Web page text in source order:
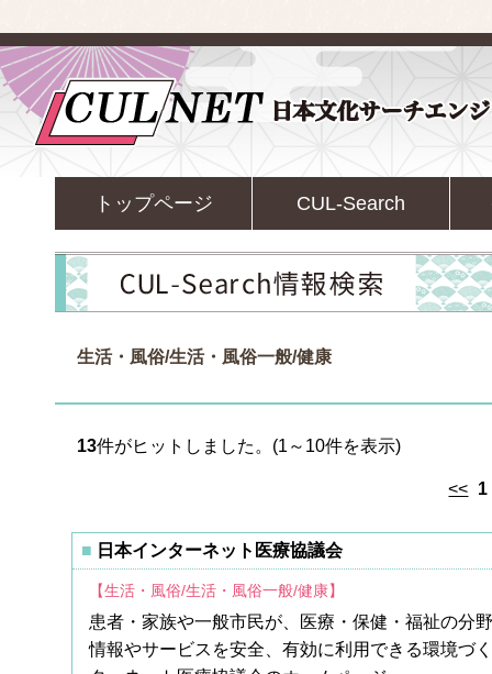
トップページ CUL-Search
生活・風俗/生活・風俗一般/健康
13件がヒットしました。(1～10件を表示)
<< 1
日本インターネット医療協議会
【生活・風俗/生活・風俗一般/健康】
患者・家族や一般市民が、医療・保健・福祉の分
情報やサービスを安全、有効に利用できる環境づ